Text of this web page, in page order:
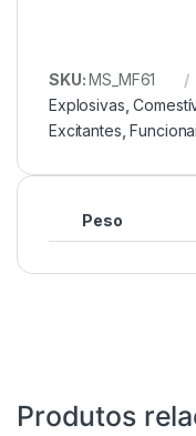
SKU:MS_MF61
Explosivas ,
Excitantes ,
Peso
Produtos